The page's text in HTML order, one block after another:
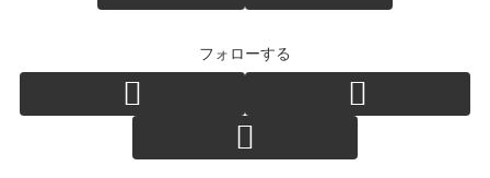
フォローする